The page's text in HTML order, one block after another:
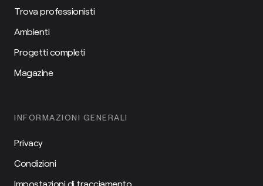
Trova professionisti
Ambienti
Progetti completi
Magazine
INFORMAZIONI GENERALI
Privacy
Condizioni
Impostazioni di tracciamento